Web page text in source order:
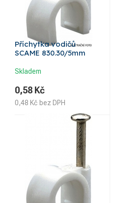
Příchytka vodičů
SCAME 830.30/5mm
Skladem
0,58 Kč
0,48 Kč bez DPH